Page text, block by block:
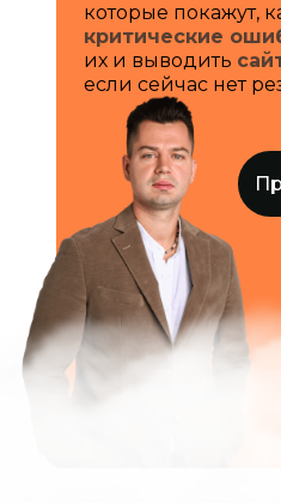
которые покажут,
критические
их и выводить
если сейчас нет